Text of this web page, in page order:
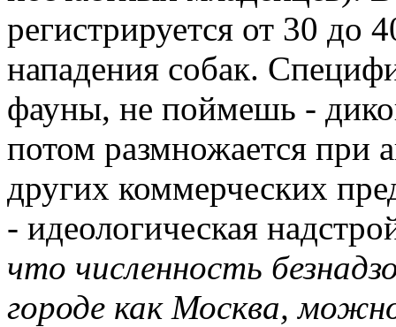
регистрируется от 30 до
нападения собак.
фауны, не поймешь -
потом размножается при
других коммерческих
- идеологическая
что численность
городе как Москва,